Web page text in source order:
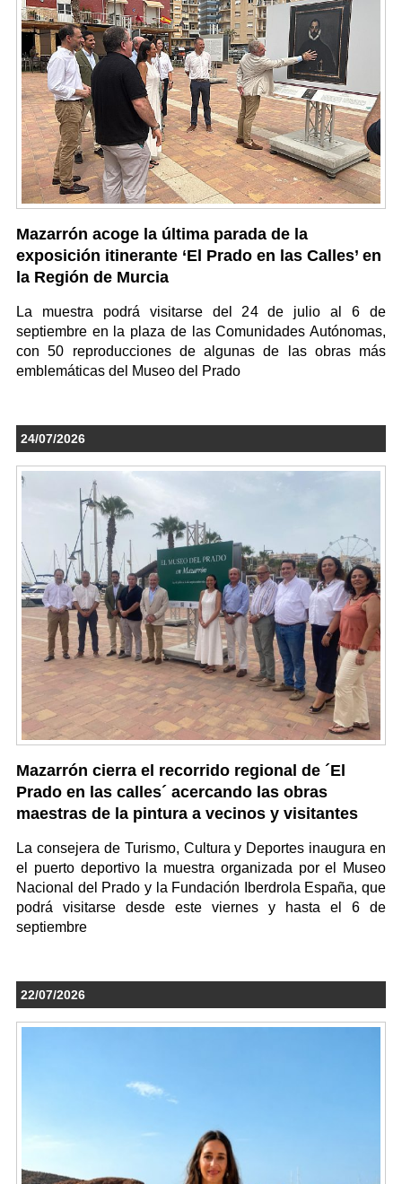
Mazarrón acoge la última parada de la
exposición itinerante ‘El Prado en las Calles’ en
la Región de Murcia
La muestra podrá visitarse del 24 de julio al 6 de
septiembre en la plaza de las Comunidades Autónomas,
con 50 reproducciones de algunas de las obras más
emblemáticas del Museo del Prado
24/07/2026
Mazarrón cierra el recorrido regional de ´El
Prado en las calles´ acercando las obras
maestras de la pintura a vecinos y visitantes
La consejera de Turismo, Cultura y Deportes inaugura en
el puerto deportivo la muestra organizada por el Museo
Nacional del Prado y la Fundación Iberdrola España, que
podrá visitarse desde este viernes y hasta el 6 de
septiembre
22/07/2026